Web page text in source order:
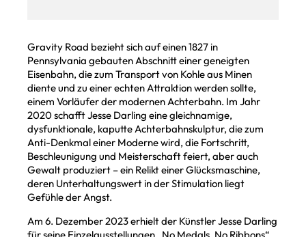
Gravity Road bezieht sich auf einen 1827 in
Pennsylvania gebauten Abschnitt einer geneigten
Eisenbahn, die zum Transport von Kohle aus Minen
diente und zu einer echten Attraktion werden sollte,
einem Vorläufer der modernen Achterbahn. Im Jahr
2020 schafft Jesse Darling eine gleichnamige,
dysfunktionale, kaputte Achterbahnskulptur, die zum
Anti-Denkmal einer Moderne wird, die Fortschritt,
Beschleunigung und Meisterschaft feiert, aber auch
Gewalt produziert – ein Relikt einer Glücksmaschine,
deren Unterhaltungswert in der Stimulation liegt
Gefühle der Angst.
Am 6. Dezember 2023 erhielt der Künstler Jesse Darling